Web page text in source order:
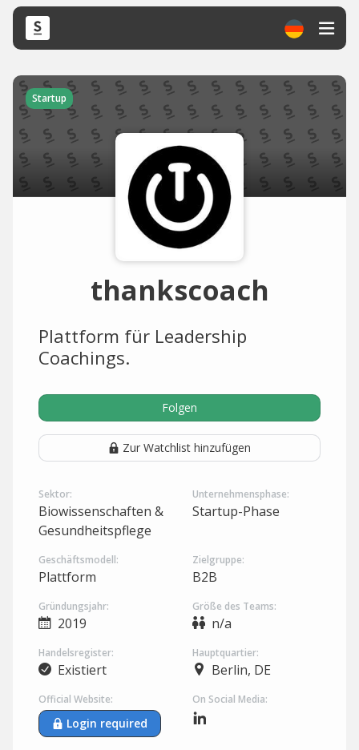
Startup
thankscoach
Plattform für Leadership
Coachings.
Folgen
Zur Watchlist hinzufügen
Sektor:
Biowissenschaften &
Gesundheitspflege
Unternehmensphase:
Startup-Phase
Geschäftsmodell:
Plattform
Zielgruppe:
B2B
Gründungsjahr:
2019
Größe des Teams:
n/a
Handelsregister:
Existiert
Hauptquartier:
Berlin, DE
Official Website:
Login required
On Social Media: